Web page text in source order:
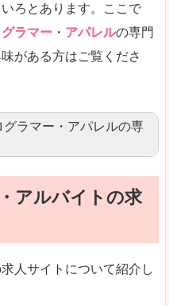
ります
方にとっては、有利なサイト
ドの上位が「40代」「50代」
すいです。
ろとあります。ここで
ラマー ・ アパレルの専門
がある方はご覧くださ
ラマー・アパレルの専
アルバイトの求
人サイトについて紹介し